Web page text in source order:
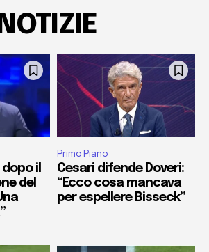
il
del
Primo Piano
Cesari difende Doveri:
“Ecco cosa mancava
per espellere Bisseck”